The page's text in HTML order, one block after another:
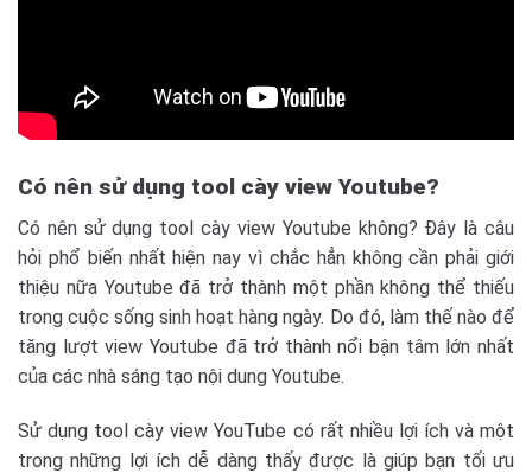
Có nên sử dụng tool cày view Youtube?
Có nên sử dụng tool cày view Youtube không? Đây là câu
hỏi phổ biến nhất hiện nay vì chắc hẳn không cần phải giới
thiệu nữa Youtube đã trở thành một phần không thể thiếu
trong cuộc sống sinh hoạt hàng ngày. Do đó, làm thế nào để
tăng lượt view Youtube đã trở thành nổi bận tâm lớn nhất
của các nhà sáng tạo nội dung Youtube.
Sử dụng tool cày view YouTube có rất nhiều lợi ích và một
trong những lợi ích dễ dàng thấy được là giúp bạn tối ưu